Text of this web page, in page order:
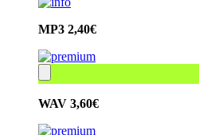
MP3 2,40€
WAV 3,60€